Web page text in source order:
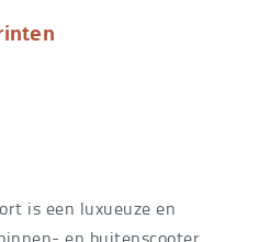
is een luxueuze en